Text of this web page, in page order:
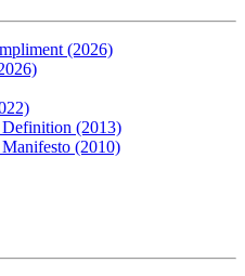
(2026)
(2013)
(2010)